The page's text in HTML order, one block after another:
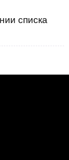
списка